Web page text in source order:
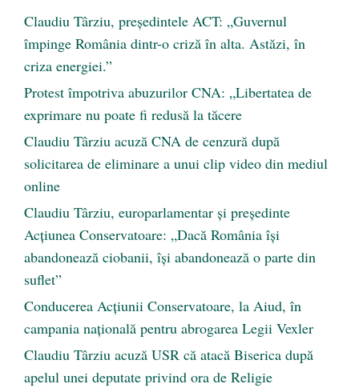
Claudiu Târziu, președintele ACT: „Guvernul
împinge România dintr-o criză în alta. Astăzi, în
criza energiei.”
Protest împotriva abuzurilor CNA: „Libertatea de
exprimare nu poate fi redusă la tăcere
Claudiu Târziu acuză CNA de cenzură după
solicitarea de eliminare a unui clip video din mediul
online
Claudiu Târziu, europarlamentar și președinte
Acțiunea Conservatoare: „Dacă România își
abandonează ciobanii, își abandonează o parte din
suflet”
Conducerea Acțiunii Conservatoare, la Aiud, în
campania națională pentru abrogarea Legii Vexler
Claudiu Târziu acuză USR că atacă Biserica după
apelul unei deputate privind ora de Religie